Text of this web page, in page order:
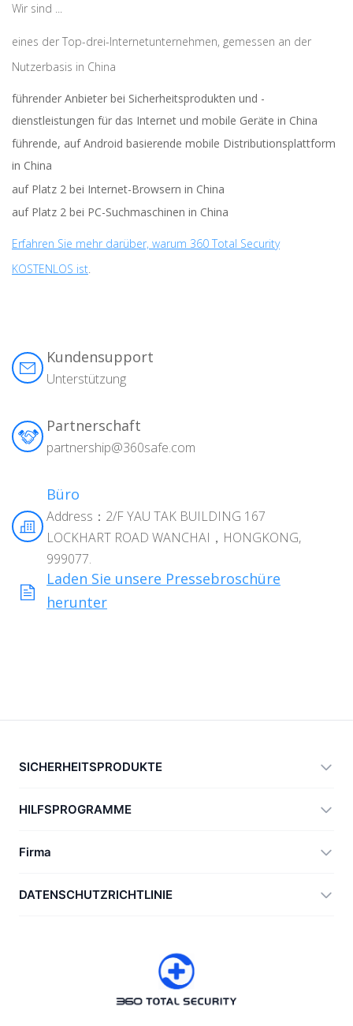
Wir sind ...
eines der Top-drei-Internetunternehmen, gemessen an der
Nutzerbasis in China
führender Anbieter bei Sicherheitsprodukten und -
dienstleistungen für das Internet und mobile Geräte in China
führende, auf Android basierende mobile Distributionsplattform
in China
auf Platz 2 bei Internet-Browsern in China
auf Platz 2 bei PC-Suchmaschinen in China
Erfahren Sie mehr darüber, warum 360 Total Security
KOSTENLOS ist.
Kundensupport
Unterstützung
Partnerschaft
partnership@360safe.com
Büro
Address：2/F YAU TAK BUILDING 167
LOCKHART ROAD WANCHAI，HONGKONG,
999077.
Laden Sie unsere Pressebroschüre
herunter
SICHERHEITSPRODUKTE
Anti-Ransomware Tool
HILFSPROGRAMME
360 Zip
RecoverlyX
Firma
DATENSCHUTZRICHTLINIE